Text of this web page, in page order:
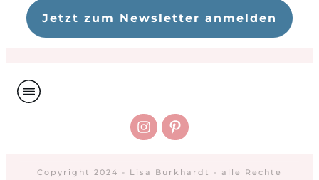
Jetzt zum Newsletter anmelden
Copyright 2024 - Lisa Burkhardt - alle Rechte